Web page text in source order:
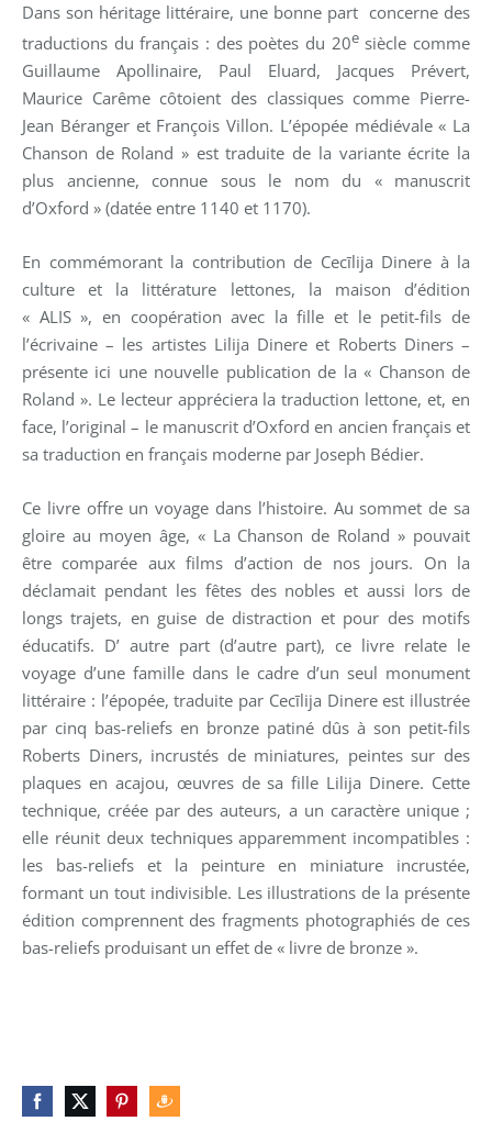
Dans son héritage littéraire, une bonne part concerne des
traductions du français : des poètes du 20esiècle comme
Guillaume Apollinaire, Paul Eluard, Jacques Prévert,
Maurice Carême côtoient des classiques comme Pierre-
Jean Béranger et François Villon. L’épopée médiévale « La
Chanson de Roland » est traduite de la variante écrite la
plus ancienne, connue sous le nom du « manuscrit
d’Oxford » (datée entre 1140 et 1170).
En commémorant la contribution de Cecīlija Dinere à la
culture et la littérature lettones, la maison d’édition
« ALIS », en coopération avec la fille et le petit-fils de
l’écrivaine – les artistes Lilija Dinere et Roberts Diners –
présente ici une nouvelle publication de la « Chanson de
Roland ». Le lecteur appréciera la traduction lettone, et, en
face, l’original – le manuscrit d’Oxford en ancien français et
sa traduction en français moderne par Joseph Bédier.
Ce livre offre un voyage dans l’histoire. Au sommet de sa
gloire au moyen âge, « La Chanson de Roland » pouvait
être comparée aux films d’action de nos jours. On la
déclamait pendant les fêtes des nobles et aussi lors de
longs trajets, en guise de distraction et pour des motifs
éducatifs. D’ autre part (d’autre part), ce livre relate le
voyage d’une famille dans le cadre d’un seul monument
littéraire : l’épopée, traduite par Cecīlija Dinere est illustrée
par cinq bas-reliefs en bronze patiné dûs à son petit-fils
Roberts Diners, incrustés de miniatures, peintes sur des
plaques en acajou, œuvres de sa fille Lilija Dinere. Cette
technique, créée par des auteurs, a un caractère unique ;
elle réunit deux techniques apparemment incompatibles :
les bas-reliefs et la peinture en miniature incrustée,
formant un tout indivisible. Les illustrations de la présente
édition comprennent des fragments photographiés de ces
bas-reliefs produisant un effet de « livre de bronze ».